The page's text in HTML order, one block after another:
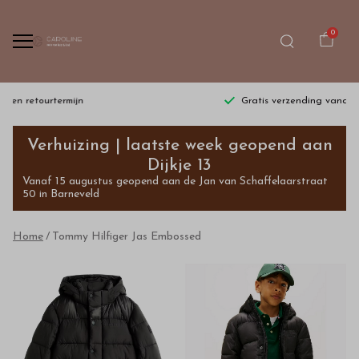
0
Gratis verzending vanaf €75,- | dinsdag t/m zaterdag
Tommy
Hilfiger
Jas
Embossed
Bestel
kinderkleding
Verhuizing | laatste week geopend aan
Dijkje 13
Vanaf 15 augustus geopend aan de Jan van Schaffelaarstraat
50 in Barneveld
Home Tommy Hilfiger Jas Embossed